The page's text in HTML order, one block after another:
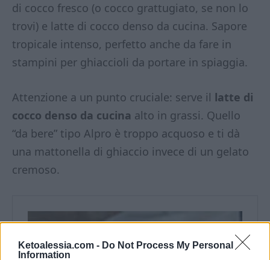
Ketoalessia.com - Do Not Process My Personal
Information
di cocco fresco (o cocco grattugiato, se non lo
trovi) e latte di cocco denso da cucina. Sapore
tropicale intenso, perfetto anche da fare in
stampini per ghiaccioli da portare in spiaggia.
Attenzione a un punto cruciale: serve il latte di
cocco denso da cucina alto in grassi. Quello
“da bere” tipo Alpro è troppo acquoso e ti dà
una mattonella di ghiaccio invece di un gelato
cremoso.